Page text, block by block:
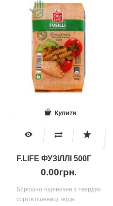
Купити
F.LIFE ФУЗІЛЛІ 500Г
0.00грн.
Борошно пшеничне з твердих
сортів пшениці, вода..